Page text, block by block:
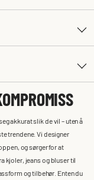
akkurat slik de vil – uten å
trendene. Vi designer
og sørger for at
kjoler, jeans og bluser til
og tilbehør. Enten du